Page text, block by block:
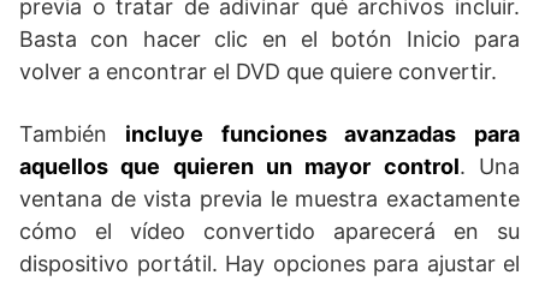
previa o tratar de adivinar qué archivos incluir.
Basta con hacer clic en el botón Inicio para
volver a encontrar el DVD que quiere convertir.
También incluye funciones avanzadas para
aquellos que quieren un mayor control. Una
ventana de vista previa le muestra exactamente
cómo el vídeo convertido aparecerá en su
dispositivo portátil. Hay opciones para ajustar el